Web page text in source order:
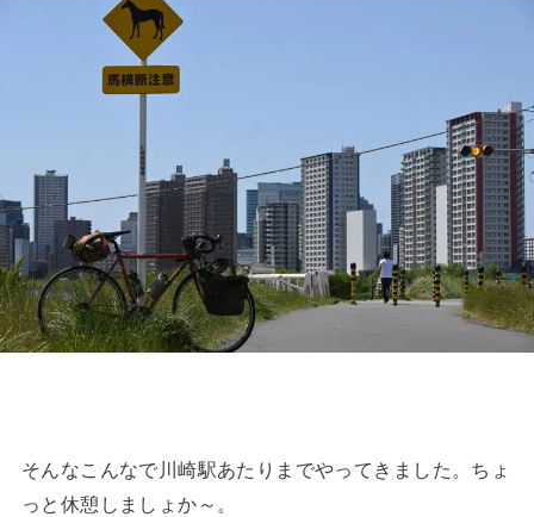
そんなこんなで川崎駅あたりまでやってきました。ちょ
っと休憩しましょか～。